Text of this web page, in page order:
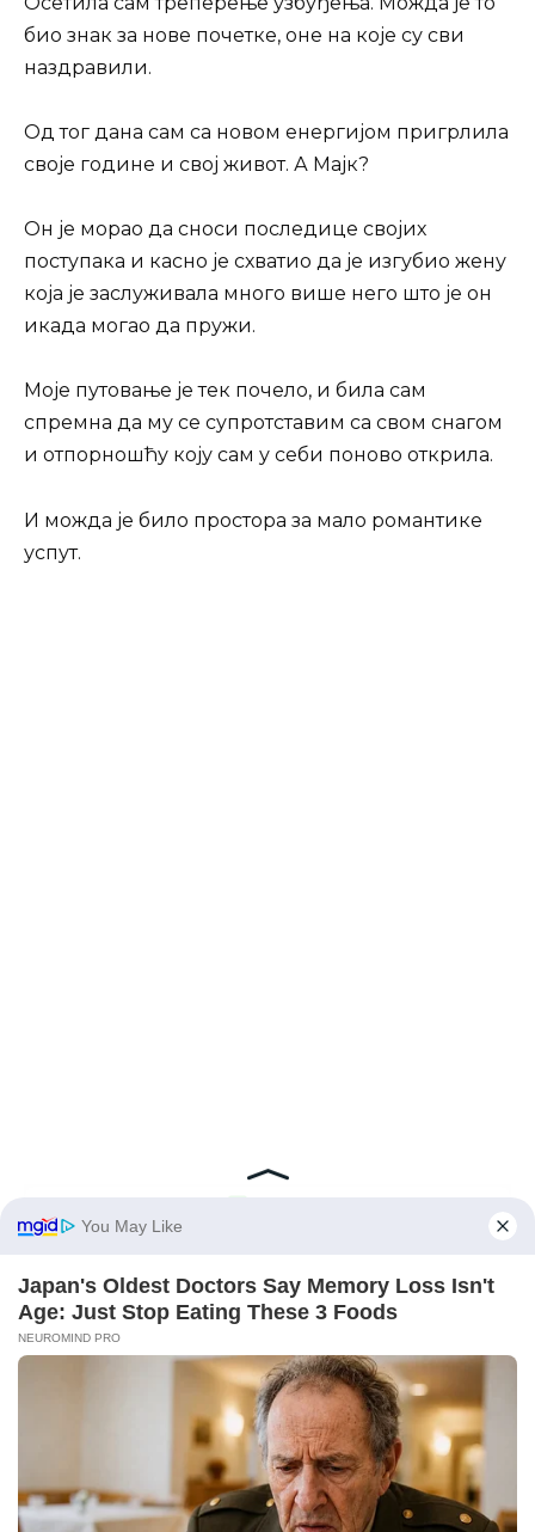
био знак за нове почетке, оне на које су сви
наздравили.
Од тог дана сам са новом енергијом пригрлила
своје године и свој живот. А Мајк?
Он је морао да сноси последице својих
поступака и касно је схватио да је изгубио жену
која је заслуживала много више него што је он
икада могао да пружи.
Моје путовање је тек почело, и била сам
спремна да му се супротставим са свом снагом
и отпорношћу коју сам у себи поново открила.
И можда је било простора за мало романтике
успут.
Можда ће Вам се свидети